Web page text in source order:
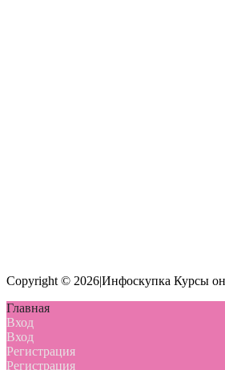
Copyright © 2026|Инфоскупка Курсы
Главная
Вход
Вход
Регистрация
Регистрация